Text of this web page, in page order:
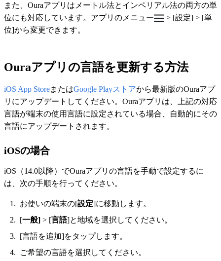
また、Ouraアプリはメートル法とインペリアル法の両方の単
位にも対応しています。アプリのメニュー
> [設定] > [単
位]から変更できます。
Ouraアプリの言語を更新する方法
iOS App StoreまたはGoogle Playストアから最新版のOuraアプ
リにアップデートしてください。Ouraアプリは、上記の対応
言語が端末の使用言語に設定されている場合、自動的にその
言語にアップデートされます。
iOSの場合
iOS（14.0以降）でOuraアプリの言語を手動で設定するに
は、次の手順を行ってください。
お使いの端末の[設定]に移動します。
[一般] > [言語]と地域を選択してください。
[言語を追加]をタップします。
ご希望の言語を選択してください。